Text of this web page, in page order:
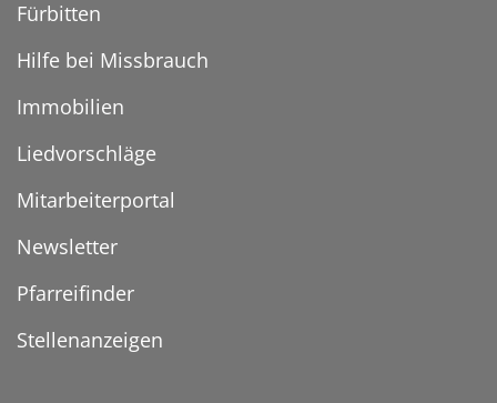
Fürbitten
Hilfe bei Missbrauch
Immobilien
Liedvorschläge
Mitarbeiterportal
Newsletter
Pfarreifinder
Stellenanzeigen